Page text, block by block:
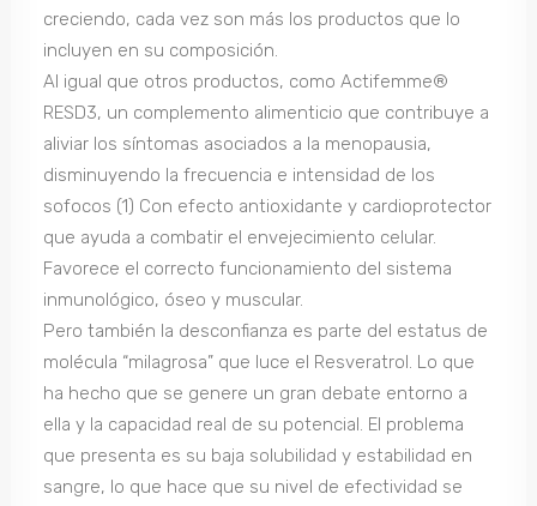
creciendo, cada vez son más los productos que lo
incluyen en su composición.
Al igual que otros productos, como Actifemme®
RESD3, un complemento alimenticio que contribuye a
aliviar los síntomas asociados a la menopausia,
disminuyendo la frecuencia e intensidad de los
sofocos (1) Con efecto antioxidante y cardioprotector
que ayuda a combatir el envejecimiento celular.
Favorece el correcto funcionamiento del sistema
inmunológico, óseo y muscular.
Pero también la desconfianza es parte del estatus de
molécula “milagrosa” que luce el Resveratrol. Lo que
ha hecho que se genere un gran debate entorno a
ella y la capacidad real de su potencial. El problema
que presenta es su baja solubilidad y estabilidad en
sangre, lo que hace que su nivel de efectividad se